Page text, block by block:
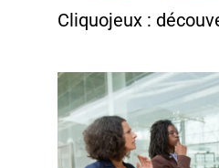
Cliquojeux :